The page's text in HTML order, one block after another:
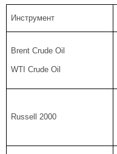
Инструмент
Brent Crude Oil
WTI Crude Oil
Russell 2000